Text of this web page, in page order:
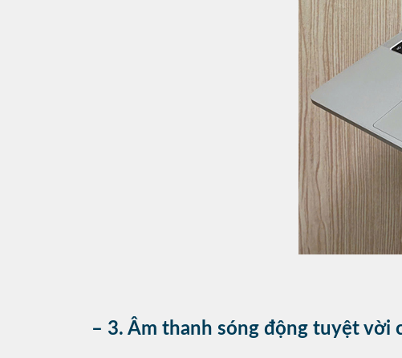
– 3. Âm thanh sóng động tuyệt vời